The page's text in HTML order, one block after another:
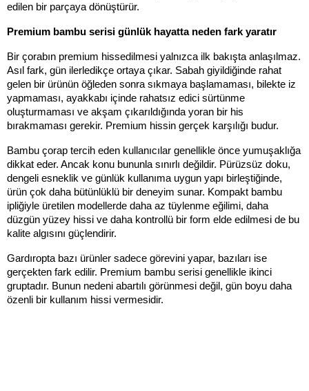
edilen bir parçaya dönüştürür.
Premium bambu serisi günlük hayatta neden fark yaratır
Bir çorabın premium hissedilmesi yalnızca ilk bakışta anlaşılmaz.
Asıl fark, gün ilerledikçe ortaya çıkar. Sabah giyildiğinde rahat
gelen bir ürünün öğleden sonra sıkmaya başlamaması, bilekte iz
yapmaması, ayakkabı içinde rahatsız edici sürtünme
oluşturmaması ve akşam çıkarıldığında yoran bir his
bırakmaması gerekir. Premium hissin gerçek karşılığı budur.
Bambu çorap tercih eden kullanıcılar genellikle önce yumuşaklığa
dikkat eder. Ancak konu bununla sınırlı değildir. Pürüzsüz doku,
dengeli esneklik ve günlük kullanıma uygun yapı birleştiğinde,
ürün çok daha bütünlüklü bir deneyim sunar. Kompakt bambu
ipliğiyle üretilen modellerde daha az tüylenme eğilimi, daha
düzgün yüzey hissi ve daha kontrollü bir form elde edilmesi de bu
kalite algısını güçlendirir.
Gardıropta bazı ürünler sadece görevini yapar, bazıları ise
gerçekten fark edilir. Premium bambu serisi genellikle ikinci
gruptadır. Bunun nedeni abartılı görünmesi değil, gün boyu daha
özenli bir kullanım hissi vermesidir.